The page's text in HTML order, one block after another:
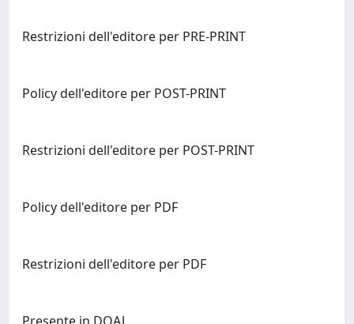
Restrizioni dell'editore per PRE-PRINT
Policy dell'editore per POST-PRINT
Restrizioni dell'editore per POST-PRINT
Policy dell'editore per PDF
Restrizioni dell'editore per PDF